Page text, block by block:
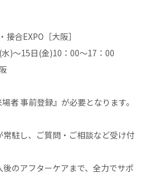
接合EXPO［大阪］
)～15日(金)10：00～17：00
事前登録』が必要となります。
駐し、ご質問・ご相談など受け付
のアフターケアまで、全力でサポ